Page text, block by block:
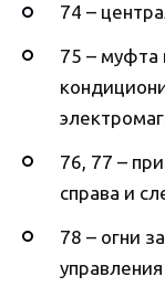
74 –
75 – муфта
76, 77 –
справа и
78 – огни